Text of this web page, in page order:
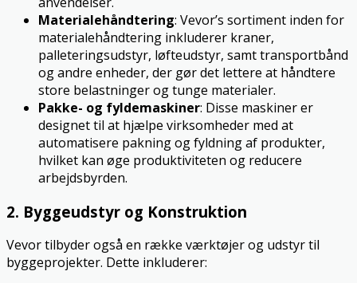
Materialehåndtering: Vevor’s sortiment inden for
materialehåndtering inkluderer kraner,
palleteringsudstyr, løfteudstyr, samt transportbånd
og andre enheder, der gør det lettere at håndtere
store belastninger og tunge materialer.
Pakke- og fyldemaskiner: Disse maskiner er
designet til at hjælpe virksomheder med at
automatisere pakning og fyldning af produkter,
hvilket kan øge produktiviteten og reducere
arbejdsbyrden.
2. Byggeudstyr og Konstruktion
Vevor tilbyder også en række værktøjer og udstyr til
byggeprojekter. Dette inkluderer: